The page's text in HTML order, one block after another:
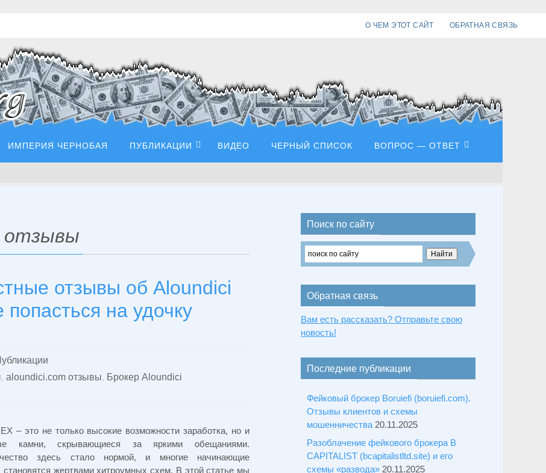
О ЧЕМ ЭТОТ САЙТ ОБРАТНАЯ СВЯЗЬ
ИМПЕРИЯ ЧЕРНОБАЯ ПУБЛИКАЦИИ ВИДЕО ЧЕРНЫЙ СПИСОК ВОПРОС — ОТВЕТ
отзывы
отзывы об Aloundici
на удочку
, aloundici.com отзывы, Брокер Aloundici
– это не только высокие возможности заработка, но и
камни, скрывающиеся за яркими обещаниями.
здесь стало нормой, и многие начинающие
становятся жертвами хитроумных схем. В этой статье мы
Поиск по сайту
Обратная связь
Вам есть рассказать? Отправьте свою
новость!
Последние публикации
Фейковый брокер Boruiefi (boruiefi.com).
Отзывы клиентов и схемы
мошенничества 20.11.2025
Разоблачение фейкового брокера B
CAPITALIST (bcapitalistltd.site) и его
схемы «развода» 20.11.2025